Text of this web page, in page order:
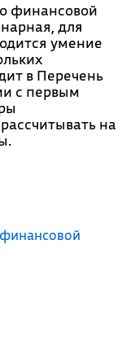
финансовой
для
умение
в Перечень
с первым
на